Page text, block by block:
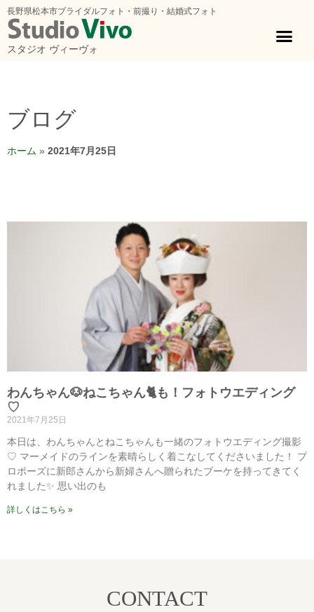
長野県松本市ブライダルフォト・前撮り・結婚式フォト
スタジオ ヴィーヴォ
ブログ
ホーム » 2021年7月25日
わんちゃん🐶ねこちゃん🐈も！フォトウエディング
♡
2021年7月25日
本日は、わんちゃんとねこちゃんも一緒のフォトウエディング撮影
♡ マーメイドのラインを素晴らしく着こなしてくださいました！ プ
ロポーズに新郎さんから新婦さんへ贈られたブーケを持ってきてく
れました✨ 思い出のも
詳しくはこちら »
CONTACT